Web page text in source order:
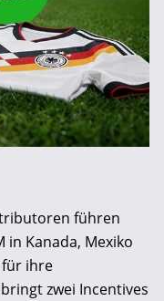
führen
in Kanada, Mexiko
für ihre
zwei Incentives